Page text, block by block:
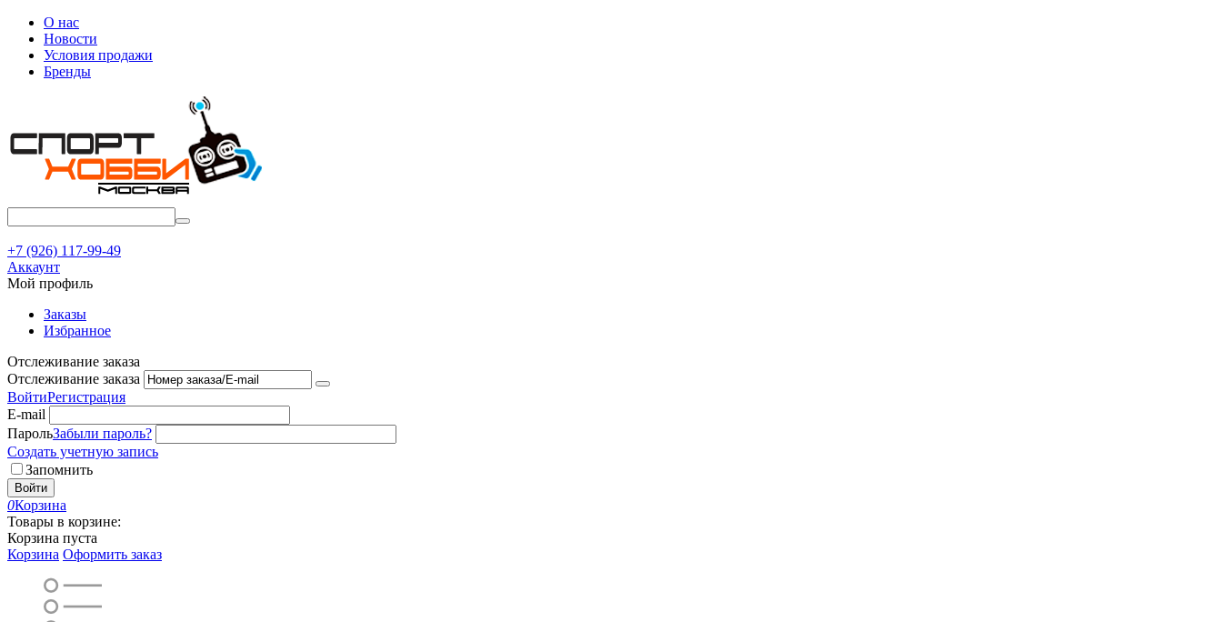
О нас
Новости
Условия продажи
Бренды
+7 (926) 117-99-49
Аккаунт
Мой профиль
Заказы
Избранное
Отслеживание заказа
Отслеживание заказа
ВойтиРегистрация
E-mail
ПарольЗабыли пароль?
Создать учетную запись
Запомнить
Войти
0Корзина
Товары в корзине:
Корзина пуста
Корзина Оформить заказ